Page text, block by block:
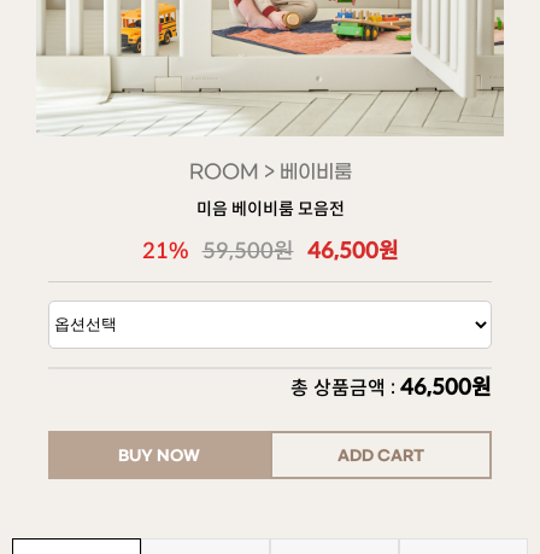
ROOM > 베이비룸
미음 베이비룸 모음전
21% 59,500원 46,500원
총 상품금액 : 46,500원
BUY NOW ADD CART